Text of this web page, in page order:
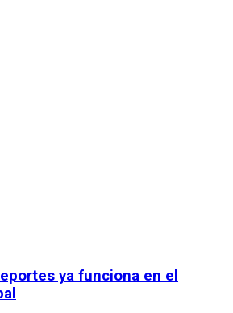
ya funciona en el